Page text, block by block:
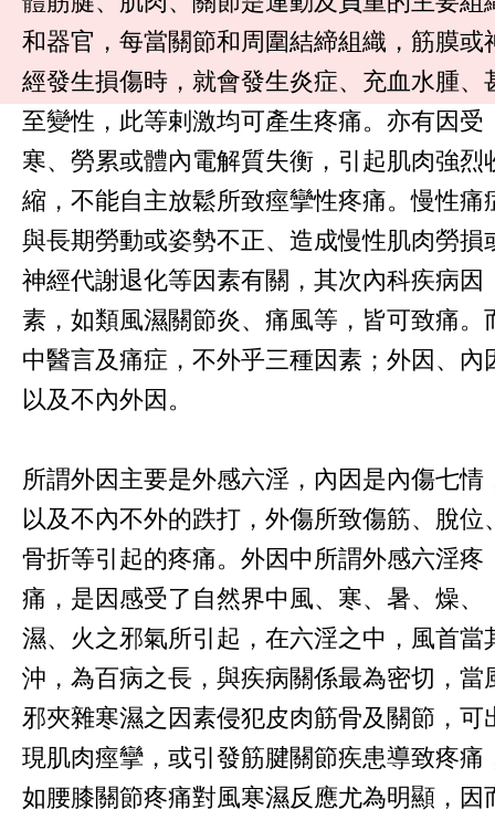
和器官，每當關節和周圍結締組織，筋膜或
經發生損傷時，就會發生炎症、充血水腫、
至變性，此等剌激均可產生疼痛。亦有因受
寒、勞累或體內電解質失衡，引起肌肉強烈
縮，不能自主放鬆所致痙攣性疼痛。慢性痛
與長期勞動或姿勢不正、造成慢性肌肉勞損
神經代謝退化等因素有關，其次內科疾病因
素，如類風濕關節炎、痛風等，皆可致痛。
中醫言及痛症，不外乎三種因素；外因、內
以及不內外因。
所謂外因主要是外感六淫，內因是內傷七情
以及不內不外的跌打，外傷所致傷筋、脫位
骨折等引起的疼痛。外因中所謂外感六淫疼
痛，是因感受了自然界中風、寒、暑、燥、
濕、火之邪氣所引起，在六淫之中，風首當
沖，為百病之長，與疾病關係最為密切，當
邪夾雜寒濕之因素侵犯皮肉筋骨及關節，可
現肌肉痙攣，或引發筋腱關節疾患導致疼痛
如腰膝關節疼痛對風寒濕反應尤為明顯，因